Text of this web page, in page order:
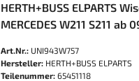
HERTH+BUSS ELPARTS
MERCEDES W211 S211 ab
Art.Nr.: UNI943W757
Hersteller: HERTH+BUSS ELPARTS
Teilenummer: 65451118